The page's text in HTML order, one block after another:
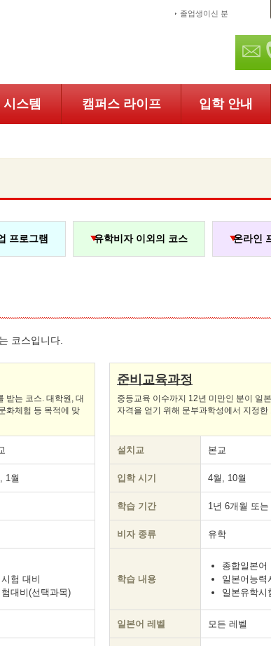
졸업생이신 분
스템 캠퍼스 라이프 입학 안내
프로그램 유학비자 이외의 코스 온라인
코스입니다.
받는 코스. 대학원, 대
화체험 등 목적에 맞
1월
험 대비
대비(선택과목)
준비교육과정
중등교육 이수까지 12년 미만인 분이 일
자격을 얻기 위해 문부과학성에서 지정한
설치교 본교
입학 시기 4월, 10월
학습 기간 1년 6개월 또는
비자 종류 유학
학습 내용
종합일본어
일본어능력
일본유학시
일본어 레벨 모든 레벨